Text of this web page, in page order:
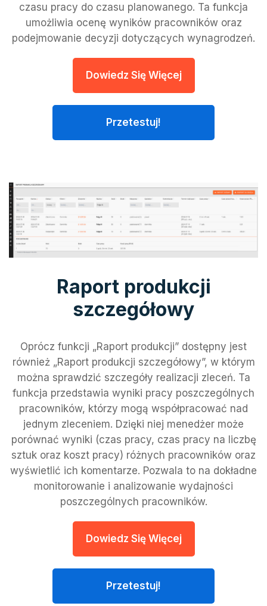
czasu pracy do czasu planowanego. Ta funkcja
umożliwia ocenę wyników pracowników oraz
podejmowanie decyzji dotyczących wynagrodzeń.
Dowiedz Się Więcej
Przetestuj!
Raport produkcji
szczegółowy
Oprócz funkcji „Raport produkcji” dostępny jest
również „Raport produkcji szczegółowy”, w którym
można sprawdzić szczegóły realizacji zleceń. Ta
funkcja przedstawia wyniki pracy poszczególnych
pracowników, którzy mogą współpracować nad
jednym zleceniem. Dzięki niej menedżer może
porównać wyniki (czas pracy, czas pracy na liczbę
sztuk oraz koszt pracy) różnych pracowników oraz
wyświetlić ich komentarze. Pozwala to na dokładne
monitorowanie i analizowanie wydajności
poszczególnych pracowników.
Dowiedz Się Więcej
Przetestuj!